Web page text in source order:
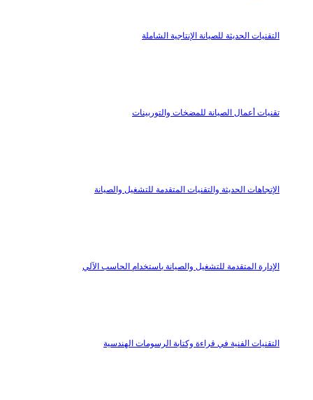
التقنيات الحديثة للصيانة الإنتاجية الشاملة
تقنيات أعمال الصيانة للمضخات والتوربينات
الإتجاهات الحديثة والتقنيات المتقدمة للتشغيل والصيانة
الإدارة المتقدمة للتشغيل والصيانة باستخدام الحاسب الآلي
التقنيات الفنية في قراءة وكتابة الرسومات الهندسية